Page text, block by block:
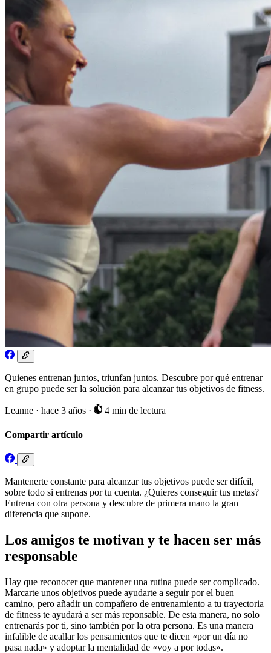
Quienes entrenan juntos, triunfan juntos. Descubre por qué entrenar
en grupo puede ser la solución para alcanzar tus objetivos de fitness.
Leanne · hace 3 años · 4 min de lectura
Compartir artículo
Mantenerte constante para alcanzar tus objetivos puede ser difícil,
sobre todo si entrenas por tu cuenta. ¿Quieres conseguir tus metas?
Entrena con otra persona y descubre de primera mano la gran
diferencia que supone.
Los amigos te motivan y te hacen ser más
responsable
Hay que reconocer que mantener una rutina puede ser complicado.
Marcarte unos objetivos puede ayudarte a seguir por el buen
camino, pero añadir un compañero de entrenamiento a tu trayectoria
de fitness te ayudará a ser más reponsable. De esta manera, no solo
entrenarás por ti, sino también por la otra persona. Es una manera
infalible de acallar los pensamientos que te dicen «por un día no
pasa nada» y adoptar la mentalidad de «voy a por todas».